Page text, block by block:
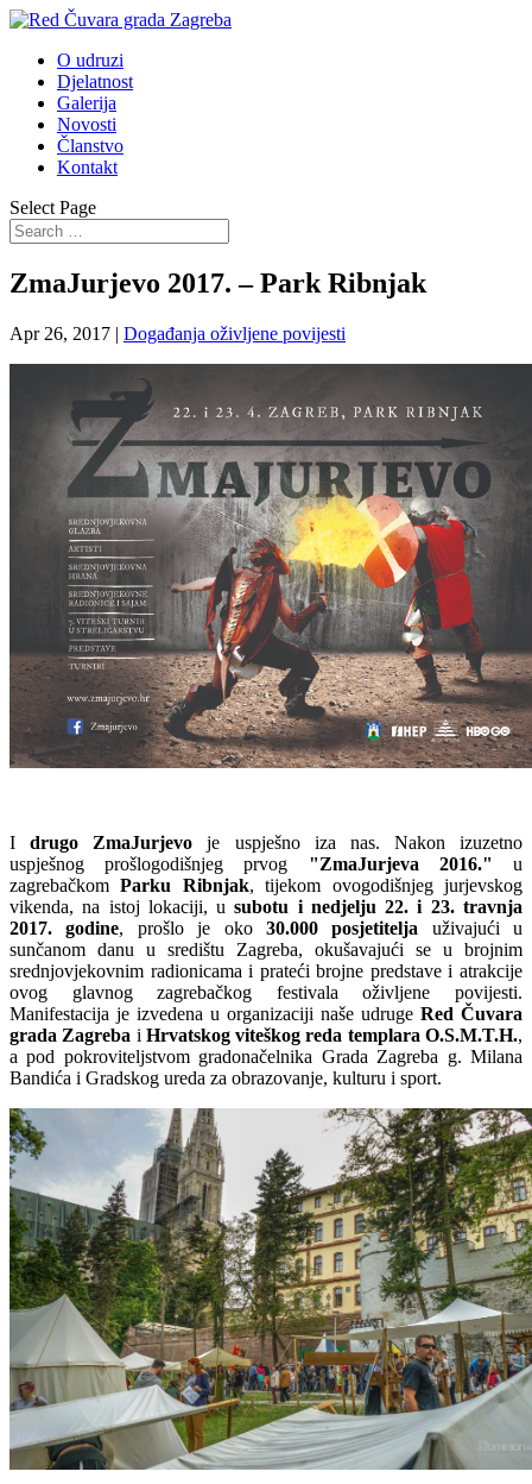
O udruzi
Djelatnost
Galerija
Novosti
Članstvo
Kontakt
Select Page
ZmaJurjevo 2017. – Park Ribnjak
Apr 26, 2017 | Događanja oživljene povijesti
Idrugo ZmaJurjevo je uspješno iza nas. Nakon izuzetno
uspješnog prošlogodišnjeg prvog "ZmaJurjeva 2016."
u
zagrebačkomParku Ribnjak, tijekom ovogodišnjeg jurjevskog
vikenda, na istoj lokaciji, usubotu i nedjelju 22. i 23. travnja
2017. godine, prošlo je oko 30.000 posjetitelja uživajući u
sunčanom danu u središtu Zagreba, okušavajući se u brojnim
srednjovjekovnim radionicama i prateći brojne predstave i atrakcije
ovog glavnog zagrebačkog festivala oživljene povijesti.
Manifestacija je izvedena u organizaciji naše udruge Red Čuvara
grada Zagreba i Hrvatskog viteškog reda templara O.S.M.T.H.,
a pod pokroviteljstvom gradonačelnika Grada Zagreba g. Milana
Bandića i Gradskog ureda za obrazovanje, kulturu i sport.